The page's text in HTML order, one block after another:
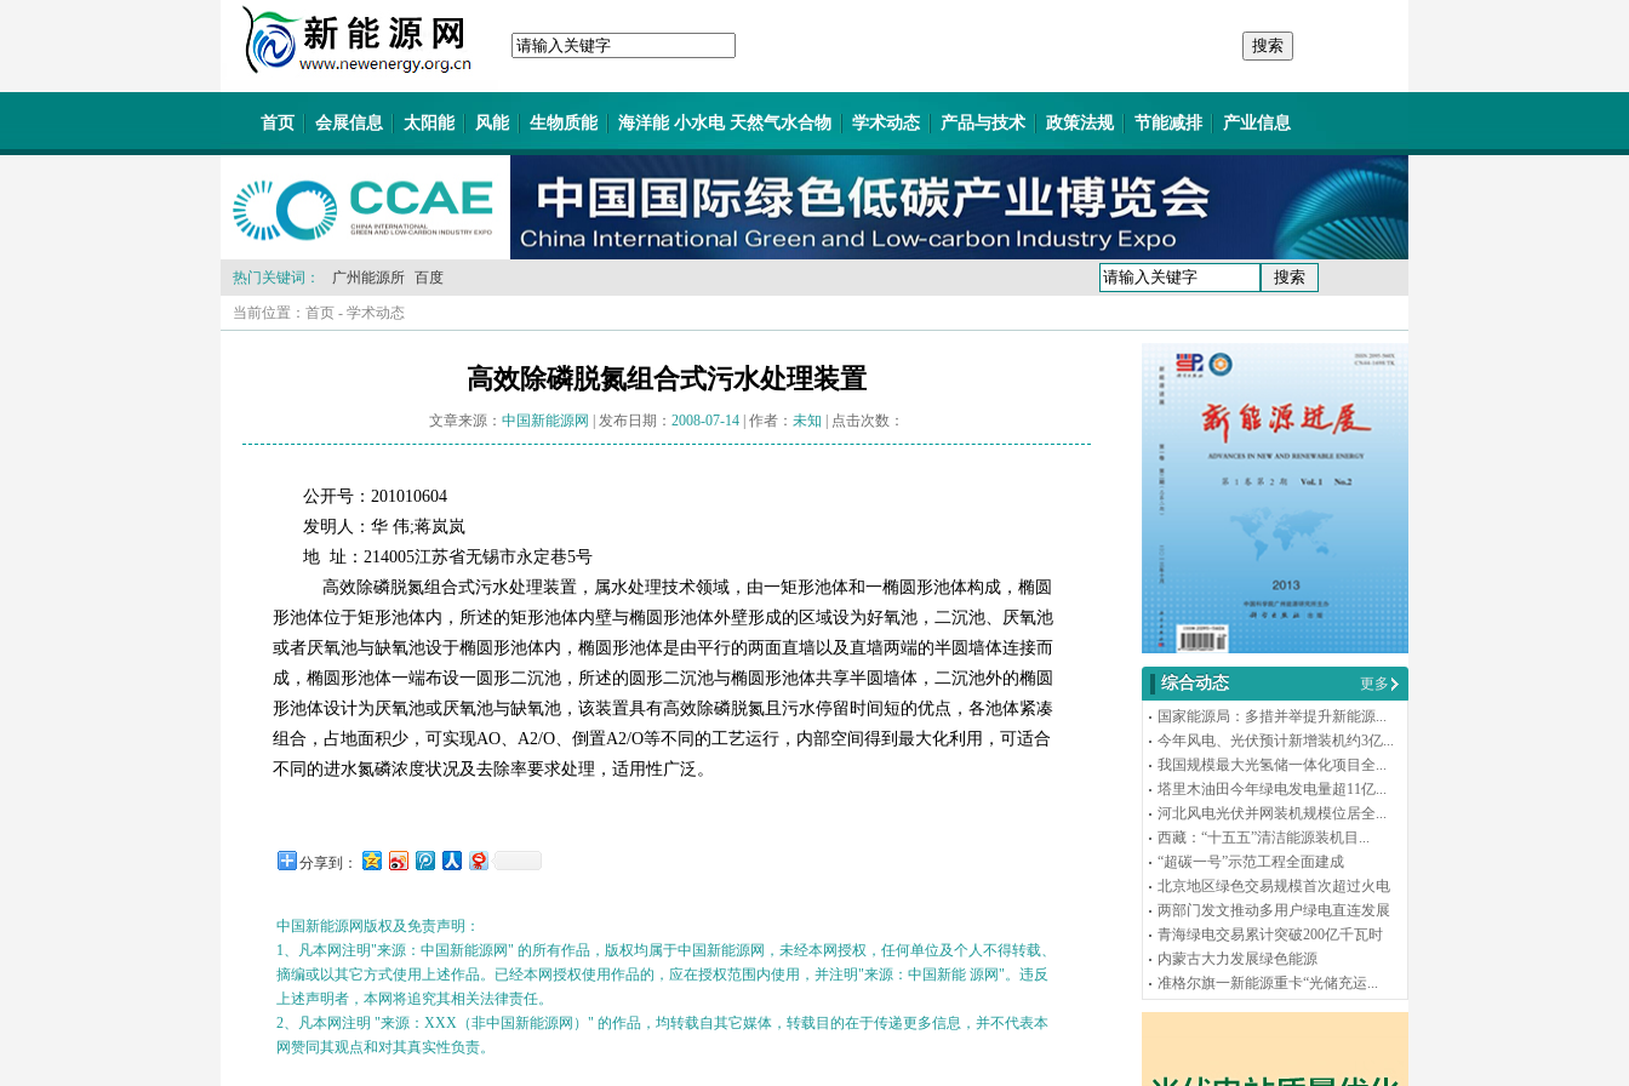
首页 会展信息 太阳能 风能 生物质能 海洋能 小水电 天然气水合物 学术动态 产品与技术 政策法规 节能减排 产业信息
热门关键词： 广州能源所 百度
当前位置： 首页 - 学术动态
高效除磷脱氮组合式污水处理装置
文章来源： 中国新能源网 | 发布日期： 2008-07-14 | 作者： 未知 | 点击次数：
公开号：201010604
发明人：华 伟;蒋岚岚
地 址：214005江苏省无锡市永定巷5号
高效除磷脱氮组合式污水处理装置，属水处理技术领域，由一矩形池体和一椭圆形池体构成，椭圆
形池体位于矩形池体内，所述的矩形池体内壁与椭圆形池体外壁形成的区域设为好氧池，二沉池、厌氧池
或者厌氧池与缺氧池设于椭圆形池体内，椭圆形池体是由平行的两面直墙以及直墙两端的半圆墙体连接而
成，椭圆形池体一端布设一圆形二沉池，所述的圆形二沉池与椭圆形池体共享半圆墙体，二沉池外的椭圆
形池体设计为厌氧池或厌氧池与缺氧池，该装置具有高效除磷脱氮且污水停留时间短的优点，各池体紧凑
组合，占地面积少，可实现AO、A2/O、倒置A2/O等不同的工艺运行，内部空间得到最大化利用，可适合
不同的进水氮磷浓度状况及去除率要求处理，适用性广泛。
分享到：
中国新能源网版权及免责声明：
1、凡本网注明"来源：中国新能源网" 的所有作品，版权均属于中国新能源网，未经本网授权，任何单位及个人不得转载、
摘编或以其它方式使用上述作品。已经本网授权使用作品的，应在授权范围内使用，并注明"来源：中国新能 源网"。违反
上述声明者，本网将追究其相关法律责任。
2、凡本网注明 "来源：XXX（非中国新能源网）" 的作品，均转载自其它媒体，转载目的在于传递更多信息，并不代表本
网赞同其观点和对其真实性负责。
综合动态
更多
国家能源局：多措并举提升新能源...
今年风电、光伏预计新增装机约3亿...
我国规模最大光氢储一体化项目全...
塔里木油田今年绿电发电量超11亿...
河北风电光伏并网装机规模位居全...
西藏：“十五五”清洁能源装机目...
“超碳一号”示范工程全面建成
北京地区绿色交易规模首次超过火电
两部门发文推动多用户绿电直连发展
青海绿电交易累计突破200亿千瓦时
内蒙古大力发展绿色能源
准格尔旗一新能源重卡“光储充运...